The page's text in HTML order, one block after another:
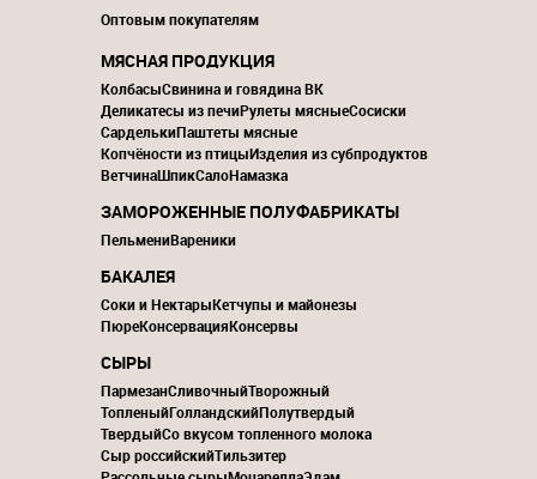
Оптовым покупателям
МЯСНАЯ ПРОДУКЦИЯ
КолбасыСвинина и говядина ВК
Деликатесы из печиРулеты мясныеСосиски
СарделькиПаштеты мясные
Копчёности из птицыИзделия из субпродуктов
ВетчинаШпикСалоНамазка
ЗАМОРОЖЕННЫЕ ПОЛУФАБРИКАТЫ
ПельмениВареники
БАКАЛЕЯ
Соки и НектарыКетчупы и майонезы
ПюреКонсервацияКонсервы
СЫРЫ
ПармезанСливочныйТворожный
ТопленыйГолландскийПолутвердый
ТвердыйСо вкусом топленного молока
Сыр российскийТильзитер